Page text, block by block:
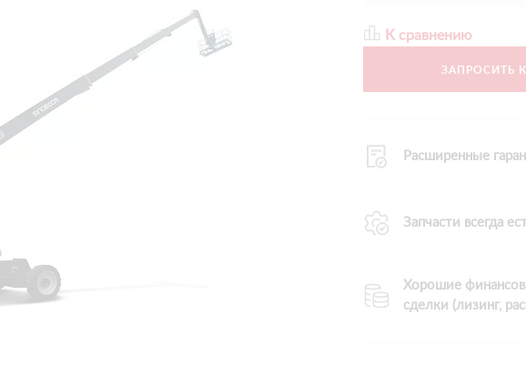
К сравнению
ЗАПРОСИТЬ
Расширенные
Запчасти всегда
Хорошие
сделки (лизинг,